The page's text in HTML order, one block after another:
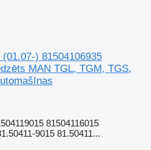
) 81504106935
MAN TGL, TGM, TGS,
81504116015
9015 81.50411...